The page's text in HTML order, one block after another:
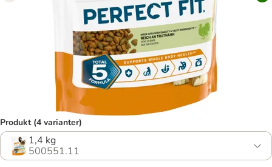
Produkt (4 varianter)
1,4 kg
500551.11